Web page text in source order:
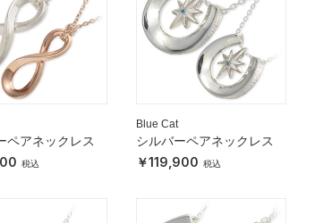
ペアネックレス
Blue Cat
シルバーペアネックレス
119,900